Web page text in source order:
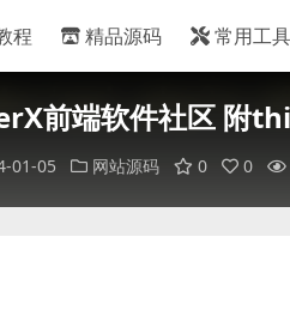
程 精品源码 常用工具
前端软件社区 附
01-05 网站源码 0 0